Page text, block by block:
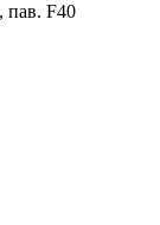
пав. F40